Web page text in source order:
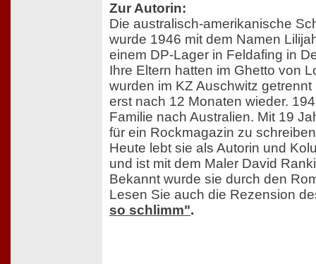
Zur Autorin:
Die australisch-amerikanische
wurde 1946 mit dem Namen
einem DP-Lager in Feldafing in
Ihre Eltern hatten im Ghetto von
wurden im KZ Auschwitz
erst nach 12 Monaten wieder.
Familie nach Australien. Mit 19
für ein Rockmagazin zu
Heute lebt sie als Autorin und
und ist mit dem Maler David
Bekannt wurde sie durch den
Lesen Sie auch die Rezension
so schlimm".